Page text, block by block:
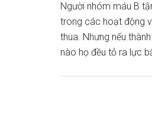
Người nhóm máu B
trong các hoạt động
thua. Nhưng nếu
nào họ đều tỏ ra lực